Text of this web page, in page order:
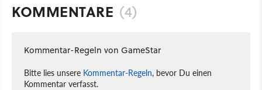
KOMMENTARE (4)
Kommentar-Regeln von GameStar
Bitte lies unsere Kommentar-Regeln, bevor Du einen
Kommentar verfasst.